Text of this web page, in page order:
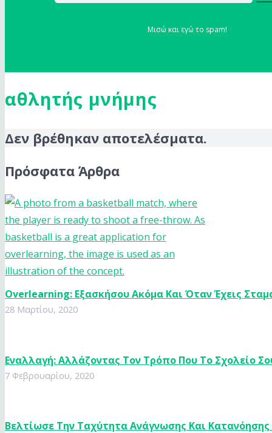
Μισώ και εγώ το spam!
αθλητής μνήμης
Δεν βρέθηκαν αποτελέσματα.
Πρόσφατα Άρθρα
Overlearning: Εξασκήσου Ακόμα Και Όταν Έχεις
28 Μαρτίου, 2020
Εναλλαγή: Αλλάζοντας Τον Τρόπο Που Το Σχολείο
7 Φεβρουαρίου, 2020
Βελτίωσε Την Ταχύτητα Ανάγνωσης Και